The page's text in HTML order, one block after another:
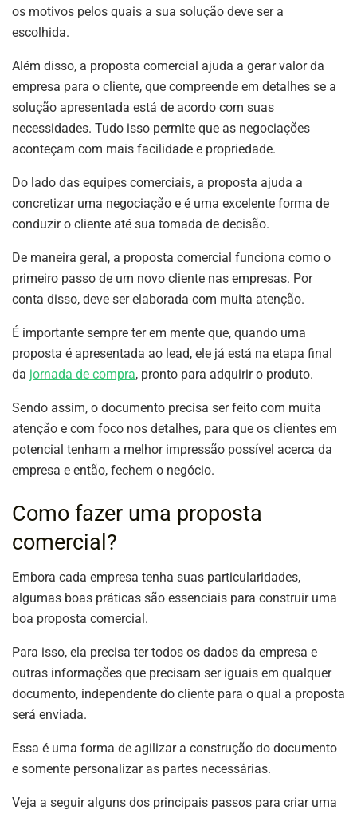
os motivos pelos quais a sua solução deve ser a
escolhida.
Além disso, a proposta comercial ajuda a gerar valor da
empresa para o cliente, que compreende em detalhes se a
solução apresentada está de acordo com suas
necessidades. Tudo isso permite que as negociações
aconteçam com mais facilidade e propriedade.
Do lado das equipes comerciais, a proposta ajuda a
concretizar uma negociação e é uma excelente forma de
conduzir o cliente até sua tomada de decisão.
De maneira geral, a proposta comercial funciona como o
primeiro passo de um novo cliente nas empresas. Por
conta disso, deve ser elaborada com muita atenção.
É importante sempre ter em mente que, quando uma
proposta é apresentada ao lead, ele já está na etapa final
da jornada de compra, pronto para adquirir o produto.
Sendo assim, o documento precisa ser feito com muita
atenção e com foco nos detalhes, para que os clientes em
potencial tenham a melhor impressão possível acerca da
empresa e então, fechem o negócio.
Como fazer uma proposta
comercial?
Embora cada empresa tenha suas particularidades,
algumas boas práticas são essenciais para construir uma
boa proposta comercial.
Para isso, ela precisa ter todos os dados da empresa e
outras informações que precisam ser iguais em qualquer
documento, independente do cliente para o qual a proposta
será enviada.
Essa é uma forma de agilizar a construção do documento
e somente personalizar as partes necessárias.
Veja a seguir alguns dos principais passos para criar uma